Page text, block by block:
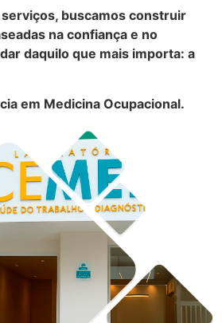
buscamos construir
na confiança e no
daquilo que mais importa: a
em Medicina Ocupacional.